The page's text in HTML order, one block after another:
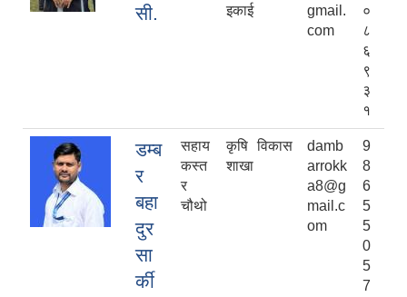
सी.
इकाई
gmail.
com
०
८
६
९
३
१
डम्ब
र
बहा
दुर
सा
र्की
सहाय
कस्त
र
चौथो
कृषि विकास
शाखा
damb
arrokk
a8@g
mail.c
om
9
8
6
5
5
0
5
7